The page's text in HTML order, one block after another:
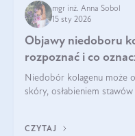
mgr inż. Anna Sobol
15 sty 2026
Objawy niedoboru
rozpoznać i co
Niedobór kolagenu może
skóry, osłabieniem
osłabienie włosów.
CZYTAJ